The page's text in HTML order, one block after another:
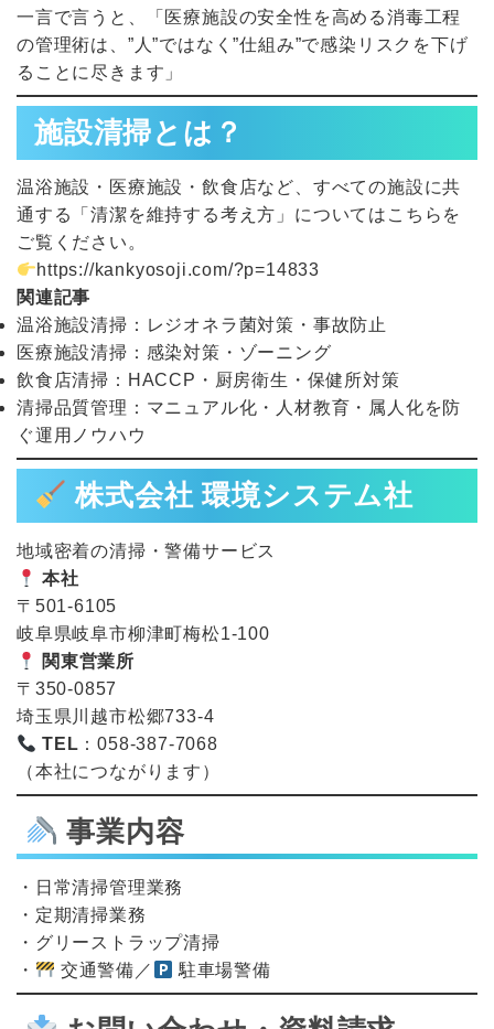
一言で言うと、「医療施設の安全性を高める消毒工程
の管理術は、”人”ではなく”仕組み”で感染リスクを下げ
ることに尽きます」
施設清掃とは？
温浴施設・医療施設・飲食店など、すべての施設に共
通する「清潔を維持する考え方」についてはこちらを
ご覧ください。
https://kankyosoji.com/?p=14833
関連記事
温浴施設清掃：レジオネラ菌対策・事故防止
医療施設清掃：感染対策・ゾーニング
飲食店清掃：HACCP・厨房衛生・保健所対策
清掃品質管理：マニュアル化・人材教育・属人化を防
ぐ運用ノウハウ
株式会社 環境システム社
地域密着の清掃・警備サービス
本社
〒501-6105
岐阜県岐阜市柳津町梅松1-100
関東営業所
〒350-0857
埼玉県川越市松郷733-4
TEL ：058-387-7068
（本社につながります）
事業内容
・日常清掃管理業務
・定期清掃業務
・グリーストラップ清掃
・
交通警備／ 駐車場警備